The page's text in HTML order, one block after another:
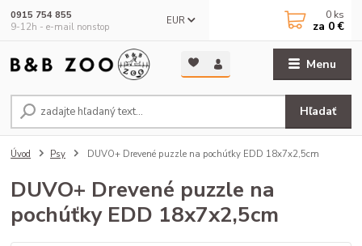
Menu
EUR
Hľadať
0915 754 855
9-12h - e-mail nonstop
0 ks
za 0 €
Úvod Psy DUVO+ Drevené puzzle na pochúťky EDD 18x7x2,5cm
DUVO+ Drevené puzzle na
pochúťky EDD 18x7x2,5cm